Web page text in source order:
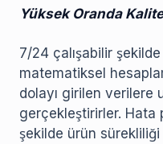
Yüksek Oranda Kalite
7/24 çalışabilir
matematiksel
dolayı girilen verilere
gerçekleştirirler. Hata
şekilde ürün